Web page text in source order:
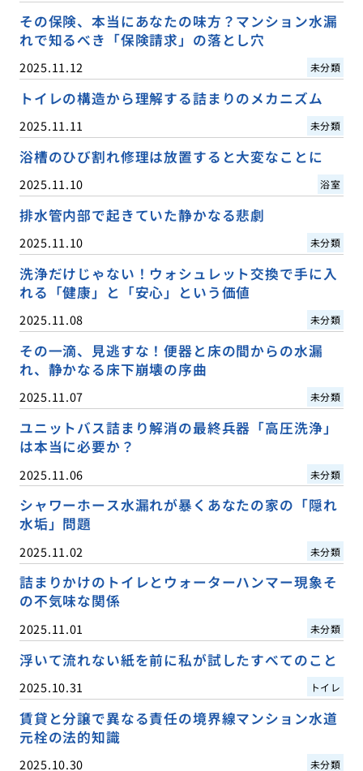
その保険、本当にあなたの味方？マンション水漏
れで知るべき「保険請求」の落とし穴
2025.11.12 未分類
トイレの構造から理解する詰まりのメカニズム
2025.11.11 未分類
浴槽のひび割れ修理は放置すると大変なことに
2025.11.10 浴室
排水管内部で起きていた静かなる悲劇
2025.11.10 未分類
洗浄だけじゃない！ウォシュレット交換で手に入
れる「健康」と「安心」という価値
2025.11.08 未分類
その一滴、見逃すな！便器と床の間からの水漏
れ、静かなる床下崩壊の序曲
2025.11.07 未分類
ユニットバス詰まり解消の最終兵器「高圧洗浄」
は本当に必要か？
2025.11.06 未分類
シャワーホース水漏れが暴くあなたの家の「隠れ
水垢」問題
2025.11.02 未分類
詰まりかけのトイレとウォーターハンマー現象そ
の不気味な関係
2025.11.01 未分類
浮いて流れない紙を前に私が試したすべてのこと
2025.10.31 トイレ
賃貸と分譲で異なる責任の境界線マンション水道
元栓の法的知識
2025.10.30 未分類